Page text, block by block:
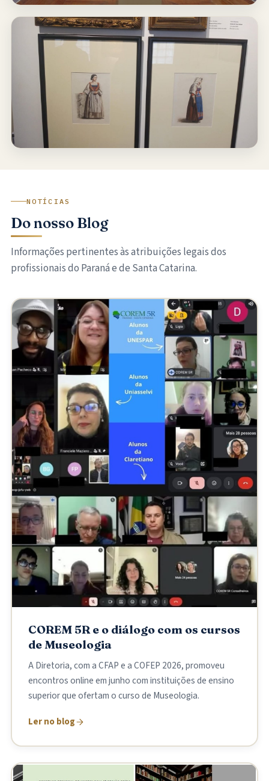
NOTÍCIAS
Do nosso Blog
Informações pertinentes às atribuições legais dos
profissionais do Paraná e de Santa Catarina.
COREM 5R e o diálogo com os cursos
de Museologia
A Diretoria, com a CFAP e a COFEP 2026, promoveu
encontros online em junho com instituições de ensino
superior que ofertam o curso de Museologia.
Ler no blog